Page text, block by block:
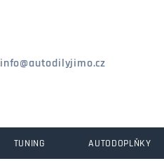
info@autodilyjimo.cz
TUNING AUTODOPLŇKY
Můžeme vám